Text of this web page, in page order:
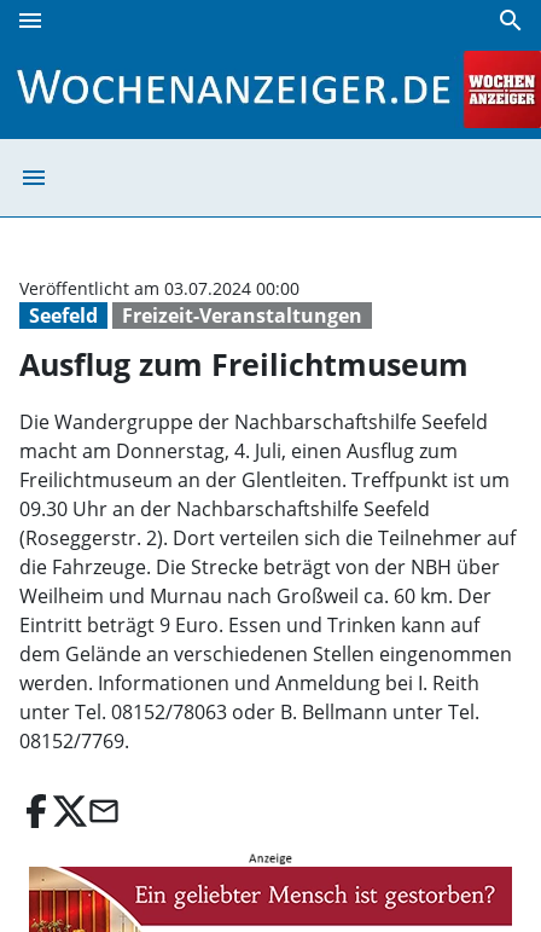
menu search
menu
Seefeld Freizeit-Veranstaltungen
Veröffentlicht am 03.07.2024 00:00
Ausflug zum Freilichtmuseum
Die Wandergruppe der Nachbarschaftshilfe Seefeld
macht am Donnerstag, 4. Juli, einen Ausflug zum
Freilichtmuseum an der Glentleiten. Treffpunkt ist um
09.30 Uhr an der Nachbarschaftshilfe Seefeld
(Roseggerstr. 2). Dort verteilen sich die Teilnehmer auf
die Fahrzeuge. Die Strecke beträgt von der NBH über
Weilheim und Murnau nach Großweil ca. 60 km. Der
Eintritt beträgt 9 Euro. Essen und Trinken kann auf
dem Gelände an verschiedenen Stellen eingenommen
werden. Informationen und Anmeldung bei I. Reith
unter Tel. 08152/78063 oder B. Bellmann unter Tel.
08152/7769.
email